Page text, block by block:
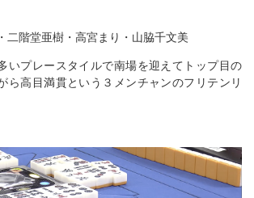
階堂亜樹・高宮まり・山脇千文美
いプレースタイルで南場を迎えてトップ目の
ら高目満貫という３メンチャンのフリテンリ